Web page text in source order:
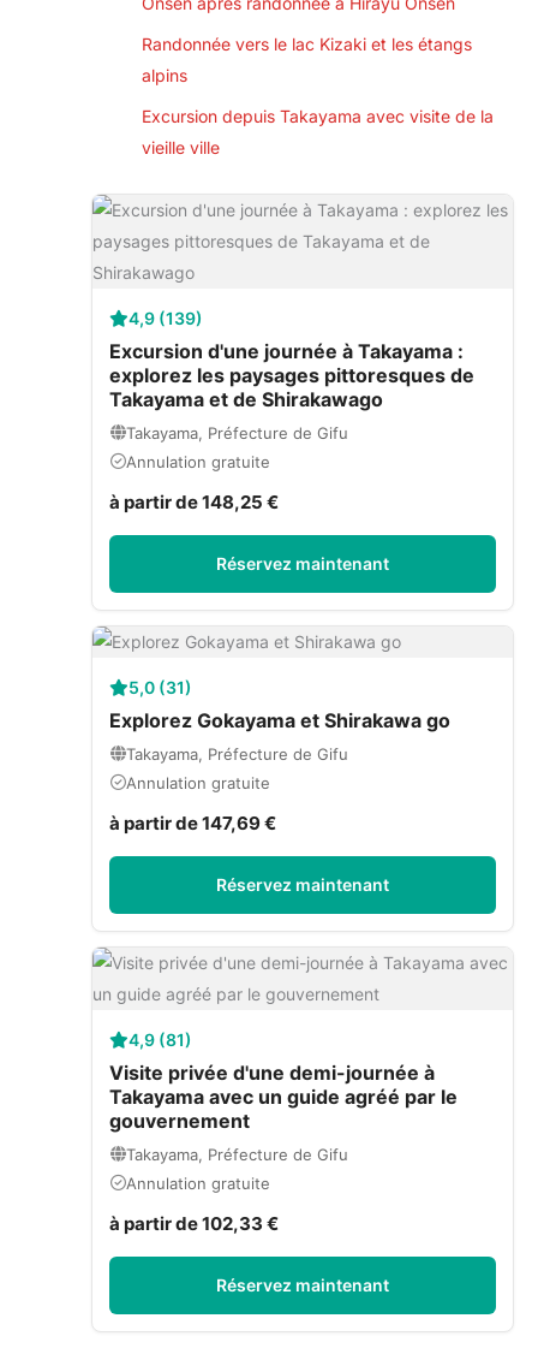
Randonnée vers le lac Kizaki et les étangs
alpins
Excursion depuis Takayama avec visite de la
vieille ville
4,9 (139)
Excursion d'une journée à Takayama :
explorez les paysages pittoresques de
Takayama et de Shirakawago
Takayama, Préfecture de Gifu
Annulation gratuite
à partir de 148,25 €
Réservez maintenant
5,0 (31)
Explorez Gokayama et Shirakawa go
Takayama, Préfecture de Gifu
Annulation gratuite
à partir de 147,69 €
Réservez maintenant
4,9 (81)
Visite privée d'une demi-journée à
Takayama avec un guide agréé par le
gouvernement
Takayama, Préfecture de Gifu
Annulation gratuite
à partir de 102,33 €
Réservez maintenant